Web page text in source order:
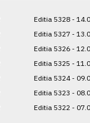
Editia 5328 -
Editia 5327 -
Editia 5326 -
Editia 5325 -
Editia 5324 -
Editia 5323 -
Editia 5322 -